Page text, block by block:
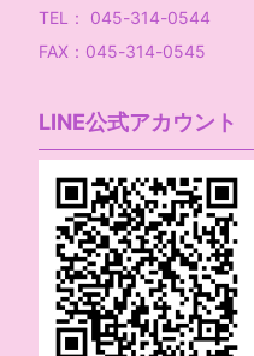
TEL： 045-314-0544
FAX：045-314-0545
LINE公式アカウント